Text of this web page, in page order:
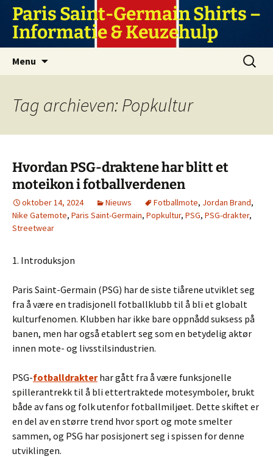
naar
inhoud
Paris Saint-Germain Shirts –
Informatie & Keuzehulp
Menu
Zoeken
naar:
Tag archieven: Popkultur
Hvordan PSG-draktene har blitt et
moteikon i fotballverdenen
oktober 14, 2024 Nieuws Fotballmote, Jordan Brand,
Nike Gatemote, Paris Saint-Germain, Popkultur, PSG, PSG-drakter,
Streetwear
1. Introduksjon
Paris Saint-Germain (PSG) har de siste tiårene utviklet seg
fra å være en tradisjonell fotballklubb til å bli et globalt
kulturfenomen. Klubben har ikke bare oppnådd suksess på
banen, men har også etablert seg som en betydelig aktør
innen mote- og livsstilsindustrien.
PSG-fotballdrakter har gått fra å være funksjonelle
spillerantrekk til å bli ettertraktede motesymboler, brukt
både av fans og folk utenfor fotballmiljøet. Dette skiftet er
en del av en større trend hvor sport og mote smelter
sammen, og PSG har posisjonert seg i spissen for denne
utviklingen.